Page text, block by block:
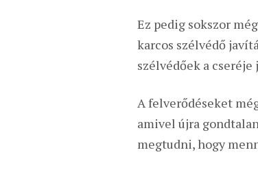
Ez pedig sokszor
karcos szélvédő
szélvédőek a cseréje
A felverődéseket
amivel újra
megtudni, hogy